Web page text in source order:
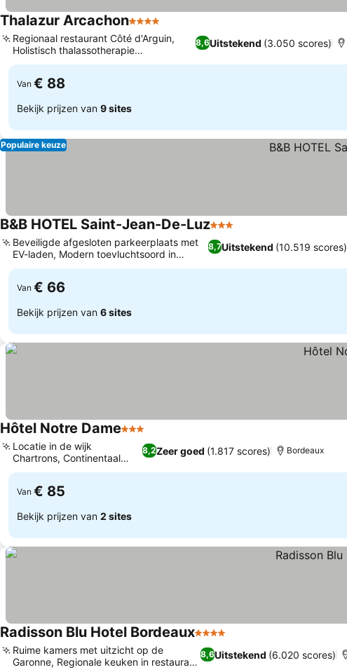
Thalazur Arcachon4 Sterren
8,6Uitstekend (3.050 scores)
Regionaal restaurant Côté d'Arguin,
Holistisch thalassotherapie
wellnesscentrum
Van € 88
Bekijk prijzen van 9 sites
Populaire keuze
B&B HOTEL Saint-Jean-De-Luz3 Sterren
8,7Uitstekend (10.519 scores)
Beveiligde afgesloten parkeerplaats met
EV-laden, Modern toevluchtsoord in
Baskenland
Van € 66
Bekijk prijzen van 6 sites
Hôtel Notre Dame3 Sterren
8,2Zeer goed (1.817 scores)
Locatie in de wijk
Chartrons, Continentaal
ontbijt
Bordeaux
Van € 85
Bekijk prijzen van 2 sites
Radisson Blu Hotel Bordeaux4 Sterren
8,6Uitstekend (6.020 scores)
Ruime kamers met uitzicht op de
Garonne, Regionale keuken in restaurant